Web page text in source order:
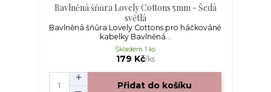
Bavlněná šňůra Lovely Cottons 5mm - Šedá
světlá
Bavlněná šňůra Lovely Cottons pro háčkováné
kabelky Bavlněná...
179 Kč/ks
Skladem 1 ks
Přidat do košíku